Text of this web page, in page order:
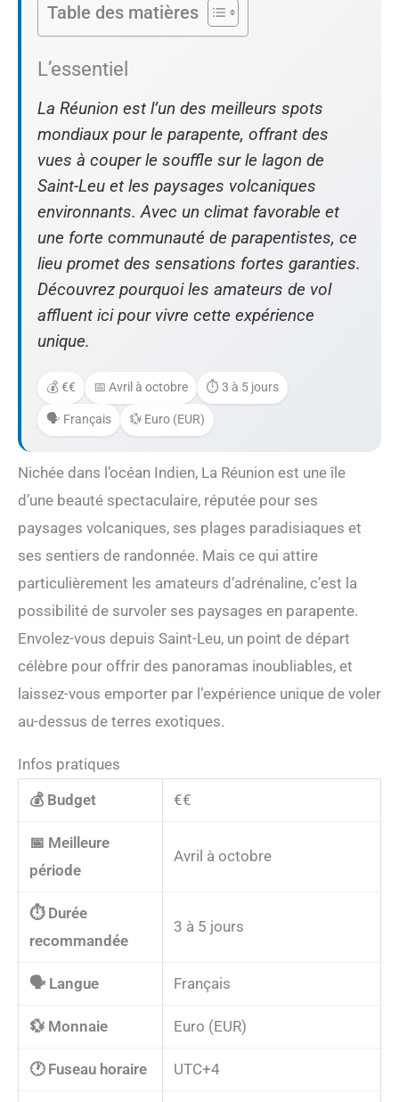
Table des matières
L’essentiel
La Réunion est l’un des meilleurs spots
mondiaux pour le parapente, offrant des
vues à couper le souffle sur le lagon de
Saint-Leu et les paysages volcaniques
environnants. Avec un climat favorable et
une forte communauté de parapentistes, ce
lieu promet des sensations fortes garanties.
Découvrez pourquoi les amateurs de vol
affluent ici pour vivre cette expérience
unique.
💰 €€ 📅 Avril à octobre ⏱️ 3 à 5 jours
🗣️ Français 💱 Euro (EUR)
Nichée dans l’océan Indien, La Réunion est une île
d’une beauté spectaculaire, réputée pour ses
paysages volcaniques, ses plages paradisiaques et
ses sentiers de randonnée. Mais ce qui attire
particulièrement les amateurs d’adrénaline, c’est la
possibilité de survoler ses paysages en parapente.
Envolez-vous depuis Saint-Leu, un point de départ
célèbre pour offrir des panoramas inoubliables, et
laissez-vous emporter par l’expérience unique de voler
au-dessus de terres exotiques.
Infos pratiques
💰 Budget
€€
📅 Meilleure
période
Avril à octobre
⏱️ Durée
recommandée
3 à 5 jours
🗣️ Langue Français
💱 Monnaie Euro (EUR)
🕐 Fuseau horaire UTC+4